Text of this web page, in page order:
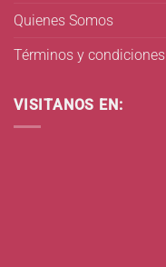
Quienes Somos
Términos y condiciones
VISITANOS EN: